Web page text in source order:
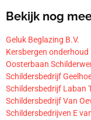
Bekijk nog
Geluk Beglazing B.V.
Kersbergen onderhoud
Oosterbaan
Schildersbedrijf
Schildersbedrijf Laban
Schildersbedrijf Van
Schildersbedrijven E